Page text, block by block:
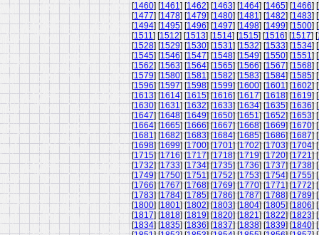
[1460] [1461] [1462] [1463] [1464] [1465] [1466] [
[1477] [1478] [1479] [1480] [1481] [1482] [1483] [
[1494] [1495] [1496] [1497] [1498] [1499] [1500] [
[1511] [1512] [1513] [1514] [1515] [1516] [1517] [
[1528] [1529] [1530] [1531] [1532] [1533] [1534] [
[1545] [1546] [1547] [1548] [1549] [1550] [1551] [
[1562] [1563] [1564] [1565] [1566] [1567] [1568] [
[1579] [1580] [1581] [1582] [1583] [1584] [1585] [
[1596] [1597] [1598] [1599] [1600] [1601] [1602] [
[1613] [1614] [1615] [1616] [1617] [1618] [1619] [
[1630] [1631] [1632] [1633] [1634] [1635] [1636] [
[1647] [1648] [1649] [1650] [1651] [1652] [1653] [
[1664] [1665] [1666] [1667] [1668] [1669] [1670] [
[1681] [1682] [1683] [1684] [1685] [1686] [1687] [
[1698] [1699] [1700] [1701] [1702] [1703] [1704] [
[1715] [1716] [1717] [1718] [1719] [1720] [1721] [
[1732] [1733] [1734] [1735] [1736] [1737] [1738] [
[1749] [1750] [1751] [1752] [1753] [1754] [1755] [
[1766] [1767] [1768] [1769] [1770] [1771] [1772] [
[1783] [1784] [1785] [1786] [1787] [1788] [1789] [
[1800] [1801] [1802] [1803] [1804] [1805] [1806] [
[1817] [1818] [1819] [1820] [1821] [1822] [1823] [
[1834] [1835] [1836] [1837] [1838] [1839] [1840] [